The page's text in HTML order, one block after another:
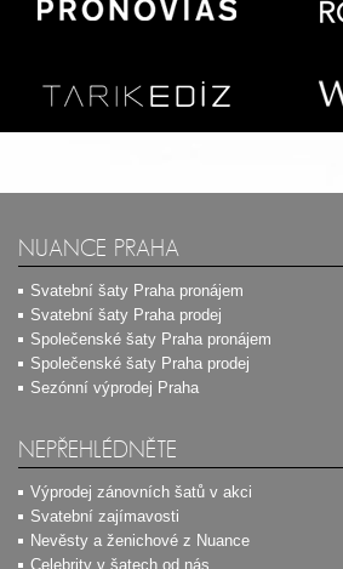
NUANCE PRAHA
Svatební šaty Praha pronájem
Svatební šaty Praha prodej
Společenské šaty Praha pronájem
Společenské šaty Praha prodej
Sezónní výprodej Praha
NEPŘEHLÉDNĚTE
Výprodej zánovních šatů v akci
Svatební zajímavosti
Nevěsty a ženichové z Nuance
Celebrity v šatech od nás